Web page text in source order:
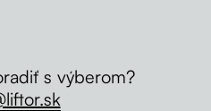
s výberom?